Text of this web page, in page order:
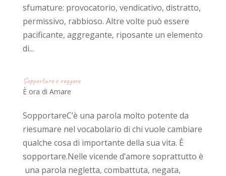
sfumature: provocatorio, vendicativo, distratto,
permissivo, rabbioso. Altre volte può essere
pacificante, aggregante, riposante un elemento
di...
Sopportare e reggere
È ora di Amare
SopportareC’è una parola molto potente da
riesumare nel vocabolario di chi vuole cambiare
qualche cosa di importante della sua vita. È
sopportare.Nelle vicende d’amore soprattutto è
una parola negletta, combattuta, negata,